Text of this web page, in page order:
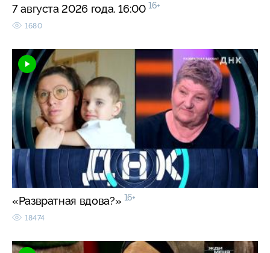
7 августа 2026 года. 16:00 16+
1680
«Развратная вдова?» 16+
18474